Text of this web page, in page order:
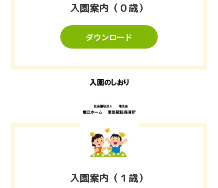
入園案内（０歳）
ダウンロード
入園案内（１歳）